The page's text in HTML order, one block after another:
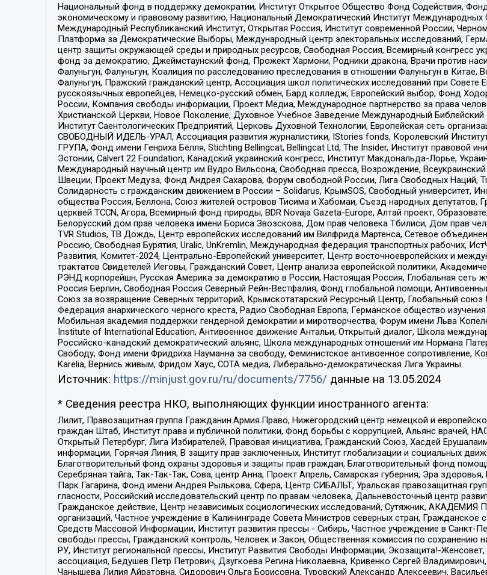
Национальный фонд в поддержку демократии, Институт Открытое Общество Фонд Содействия,
экономическому и правовому развитию, Национальный Демократический Институт Международных
Международный Республиканский Институт, Открытая Россия, Институт современной России,
Платформа за Демократические Выборы, Международный центр электоральных исследований,
центр защиты окружающей среды и природных ресурсов, Свободная Россия, Всемирный конгресс
фонд за демократию, Джеймстаунский фонд, Прожект Хармони, Родники дракона, Врачи против
Фалуньгун, Фалуньгун, Коалиция по расследованию преследования в отношении Фалуньгун в Китае,
Фалуньгун, Пражский гражданский центр, Ассоциация школ политических исследований при
русскоязычных европейцев, Немецко-русский обмен, Бард колледж, Европейский выбор, Фонд
России, Компания свободы информации, Проект Медиа, Международное партнерство за права
Христианской Церкви, Новое Поколение, Духовное Учебное Заведение Международный
Институт Саентологических Предприятий, Церковь Духовной Технологии, Европейская сеть
СВОБОДНЫЙ ИДЕЛЬ-УРАЛ, Ассоциация развития журналистики, IStories fonds, Королевский
ГРУПА, Фонд имени Генриха Бёлля, Stichting Bellingcat, Bellingcat Ltd, The Insider, Институт правовой
Эстонии, Calvert 22 Foundation, Канадский украинский конгресс, Институт Макдональда-Лорье,
Международный научный центр им Вудро Вильсона, Свободная пресса, Возрождение,
Швеции, Проект Медуза, Фонд Андрея Сахарова, Форум свободной России, Лига Свободных Наций,
Солидарность с гражданским движением в России – Solidarus, КрымSOS, Свободный университет,
общества Россия, Беллона, Союз жителей островов Тисима и Хабомаи, Съезд народных депутатов,
церквей TCCN, Агора, Всемирный фонд природы, BDR Novaja Gazeta-Europe, Алтай проект,
Белорусский дом прав человека имени Бориса Звозскова, Дом прав человека Тбилиси, Дом прав
TVR Studios, ТВ Дождь, Центр европейских исследований им Вилфрида Мартенса, Сетевое
Россию, Свободная Бурятия, Uralic, UnKremlin, Международная федерация транспортных рабочих,
Развития, Комитет-2024, Центрально-Европейский университет, Центр восточноевропейских и
трактатов Свидетелей Иеговы, Гражданский Совет, Центр анализа европейской политики,
РЭНД корпорейшн, Русская Америка за демократию в России, Настоящая Россия, Глобальная сеть
Россия Берлин, Свободная Россия Северный Рейн-Вестфалия, Фонд глобальной помощи,
Союз за возвращение Северных территорий, Крымскотатарский Ресурсный Центр, Глобальный союз
Федерация анархического черного креста, Радио Свободная Европа, Германское общество
Мобильная академия поддержки гендерной демократии и миротворчества, Форум имени Льва
Institute of International Education, Антивоенное движение Антальи, Открытый диалог, Школа
Российско-канадский демократический альянс, Школа международных отношений им Нормана
Свободу, Фонд имени Фридриха Науманна за свободу, Феминистское антивоенное сопротивление,
Karelia, Вернись живым, Фридом Хаус, СОТА медиа, Либерально-демократическая Лига Украины
Источник: https://minjust.gov.ru/ru/documents/7756/ данные на 13.05.2024
* Сведения реестра НКО, выполняющих функции иностранного агента:
Лилит, Правозащитная группа Гражданин.Армия.Право, Нижегородский центр немецкой и
граждан Штаб, Институт права и публичной политики, Фонд борьбы с коррупцией, Альянс
Открытый Петербург, Лига Избирателей, Правовая инициатива, Гражданский Союз, Хасдей
информации, Горячая Линия, В защиту прав заключенных, Институт глобализации и социальных
Благотворительный фонд охраны здоровья и защиты прав граждан, Благотворительный фонд
Серебряная тайга, Так-Так-Так, Сова, центр Анна, Проект Апрель, Самарская губерния, Эра
Парк Гагарина, Фонд имени Андрея Рылькова, Сфера, Центр СИБАЛЬТ, Уральская правозащитная
гласности, Российский исследовательский центр по правам человека, Дальневосточный центр
Гражданское действие, Центр независимых социологических исследований, Сутяжник,
организаций, Частное учреждение в Калининграде Совета Министров северных стран,
Средств Массовой Информации, Институт развития прессы - Сибирь, Частное учреждение в Санкт-
свободы прессы, Гражданский контроль, Человек и Закон, Общественная комиссия по
РУ, Институт региональной прессы, Институт Развития Свободы Информации, Экозащита!-
ассоциация, Бедушев Петр Петрович, Дзугкоева Регина Николаевна, Кривенко Сергей
Чанышева Лилия Айратовна, Сидорович Ольга Борисовна, Туровский Александр Алексеевич,